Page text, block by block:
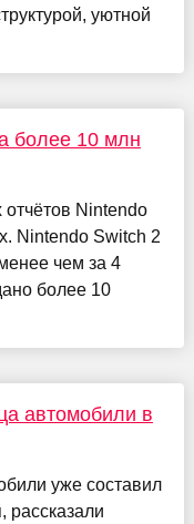
уютной
более 10 млн
Nintendo
Nintendo Switch 2
чем за 4
более 10
автомобили в
уже составил
рассказали